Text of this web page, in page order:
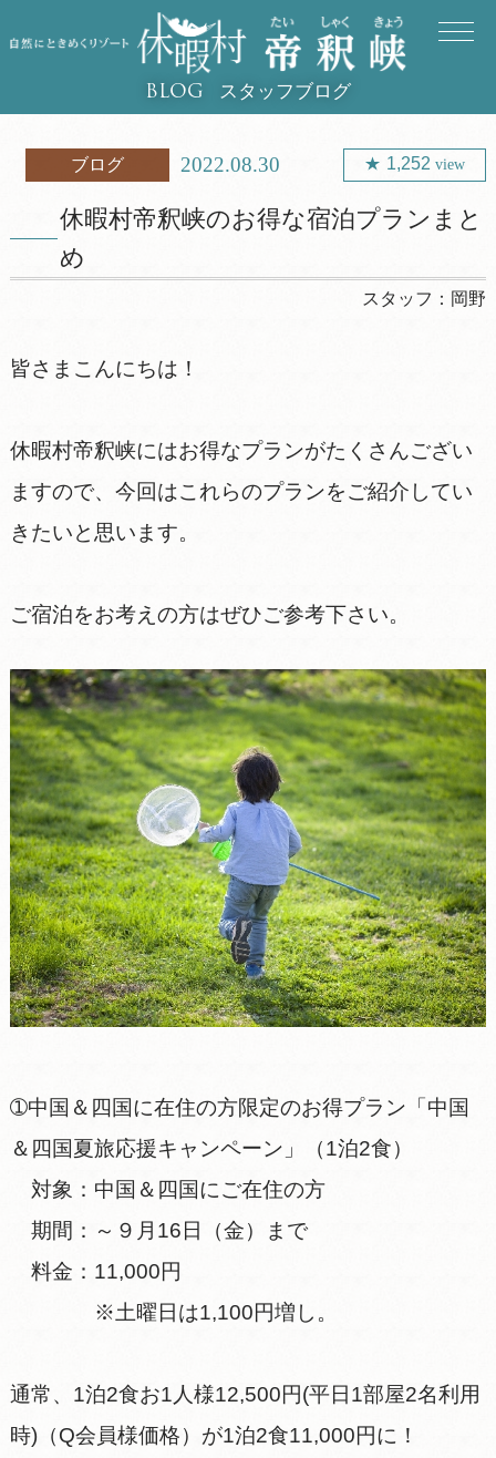
BLOG スタッフブログ
ブログ 2022.08.30 1,252view
休暇村帝釈峡のお得な宿泊プランまと
め
スタッフ： 岡野
皆さまこんにちは！
休暇村帝釈峡にはお得なプランがたくさんござい
ますので、今回はこれらのプランをご紹介してい
きたいと思います。
ご宿泊をお考えの方はぜひご参考下さい。
➀中国＆四国に在住の方限定のお得プラン「中国
＆四国夏旅応援キャンペーン」（1泊2食）
対象：中国＆四国にご在住の方
期間：～９月16日（金）まで
料金：11,000円
※土曜日は1,100円増し。
通常、1泊2食お1人様12,500円(平日1部屋2名利用
時)（Q会員様価格）が1泊2食11,000円に！